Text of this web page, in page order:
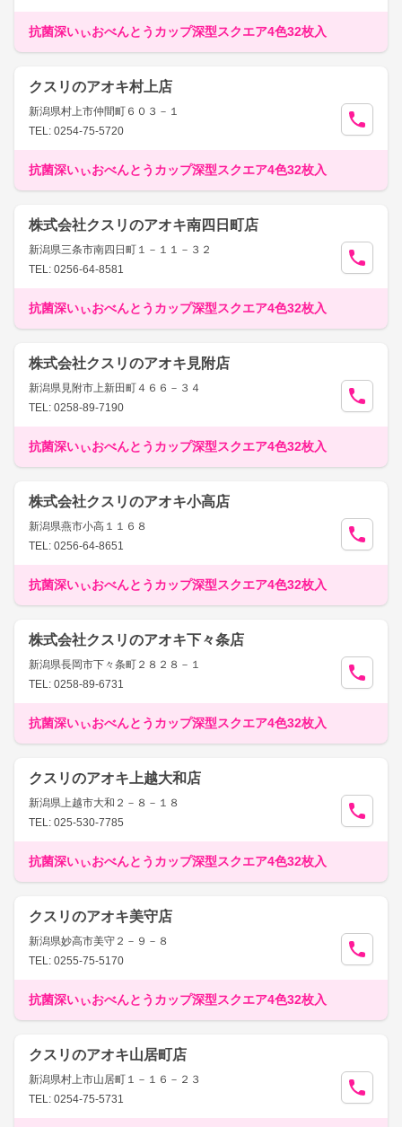
抗菌深いぃおべんとうカップ深型スクエア4色32枚入
クスリのアオキ村上店
新潟県村上市仲間町６０３－１
TEL: 0254-75-5720
抗菌深いぃおべんとうカップ深型スクエア4色32枚入
株式会社クスリのアオキ南四日町店
新潟県三条市南四日町１－１１－３２
TEL: 0256-64-8581
抗菌深いぃおべんとうカップ深型スクエア4色32枚入
株式会社クスリのアオキ見附店
新潟県見附市上新田町４６６－３４
TEL: 0258-89-7190
抗菌深いぃおべんとうカップ深型スクエア4色32枚入
株式会社クスリのアオキ小高店
新潟県燕市小高１１６８
TEL: 0256-64-8651
抗菌深いぃおべんとうカップ深型スクエア4色32枚入
株式会社クスリのアオキ下々条店
新潟県長岡市下々条町２８２８－１
TEL: 0258-89-6731
抗菌深いぃおべんとうカップ深型スクエア4色32枚入
クスリのアオキ上越大和店
新潟県上越市大和２－８－１８
TEL: 025-530-7785
抗菌深いぃおべんとうカップ深型スクエア4色32枚入
クスリのアオキ美守店
新潟県妙高市美守２－９－８
TEL: 0255-75-5170
抗菌深いぃおべんとうカップ深型スクエア4色32枚入
クスリのアオキ山居町店
新潟県村上市山居町１－１６－２３
TEL: 0254-75-5731